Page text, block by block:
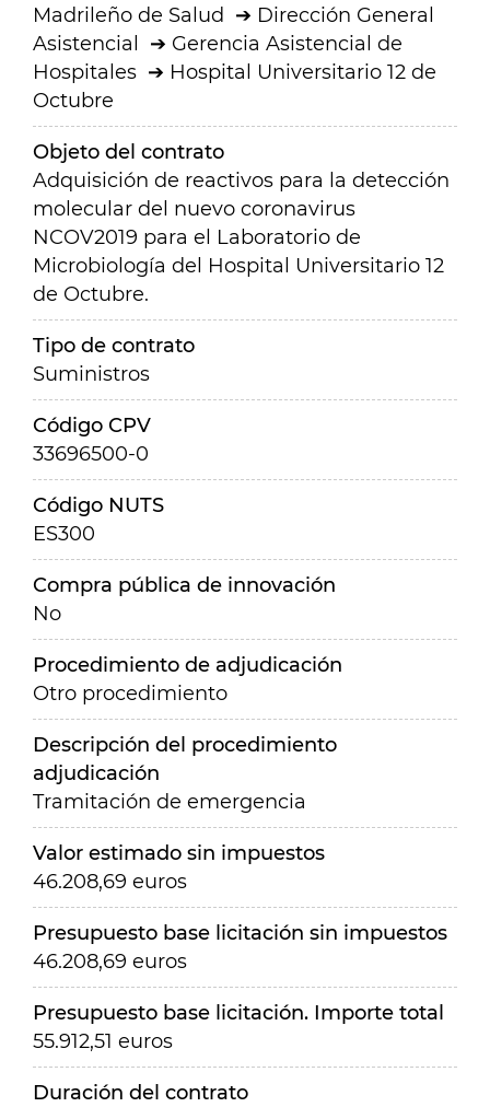
Madrileño de Salud
Dirección General
Asistencial
Gerencia Asistencial de
Hospitales
Hospital Universitario 12 de
Octubre
Objeto del contrato
Adquisición de reactivos para la detección
molecular del nuevo coronavirus
NCOV2019 para el Laboratorio de
Microbiología del Hospital Universitario 12
de Octubre.
Tipo de contrato
Suministros
Código CPV
33696500-0
Código NUTS
ES300
Compra pública de innovación
No
Procedimiento de adjudicación
Otro procedimiento
Descripción del procedimiento
adjudicación
Tramitación de emergencia
Valor estimado sin impuestos
46.208,69 euros
Presupuesto base licitación sin impuestos
46.208,69 euros
Presupuesto base licitación. Importe total
55.912,51 euros
Duración del contrato